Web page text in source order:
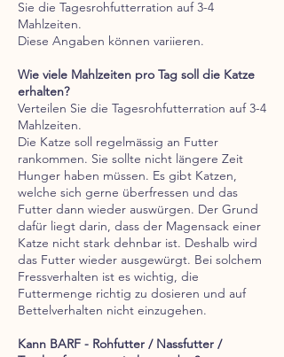
Sie die Tagesrohfutterration auf 3-4
Mahlzeiten.
Diese Angaben können variieren.
Wie viele Mahlzeiten pro Tag soll die Katze
erhalten?
Verteilen Sie die Tagesrohfutterration auf 3-4
Mahlzeiten.
Die Katze soll regelmässig an Futter
rankommen. Sie sollte nicht längere Zeit
Hunger haben müssen. Es gibt Katzen,
welche sich gerne überfressen und das
Futter dann wieder auswürgen. Der Grund
dafür liegt darin, dass der Magensack einer
Katze nicht stark dehnbar ist. Deshalb wird
das Futter wieder ausgewürgt. Bei solchem
Fressverhalten ist es wichtig, die
Futtermenge richtig zu dosieren und auf
Bettelverhalten nicht einzugehen.
Kann BARF - Rohfutter / Nassfutter /